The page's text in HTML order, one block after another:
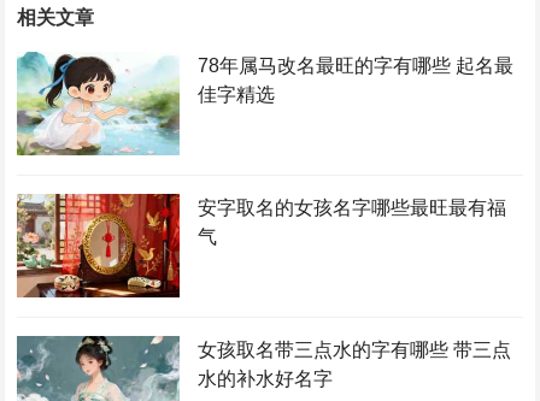
相关文章
78年属马改名最旺的字有哪些 起名最
佳字精选
安字取名的女孩名字哪些最旺最有福
气
女孩取名带三点水的字有哪些 带三点
水的补水好名字